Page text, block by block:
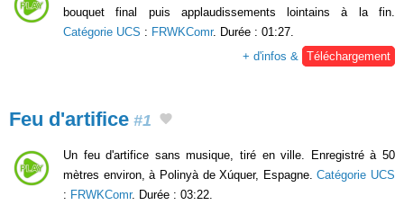
bouquet final puis applaudissements lointains à la fin.
Catégorie UCS : FRWKComr. Durée : 01:27.
+ d'infos &
Téléchargement
Feu d'artifice #1
Un feu d'artifice sans musique, tiré en ville. Enregistré à 50
mètres environ, à Polinyà de Xúquer, Espagne.Catégorie UCS
: FRWKComr. Durée : 03:22.